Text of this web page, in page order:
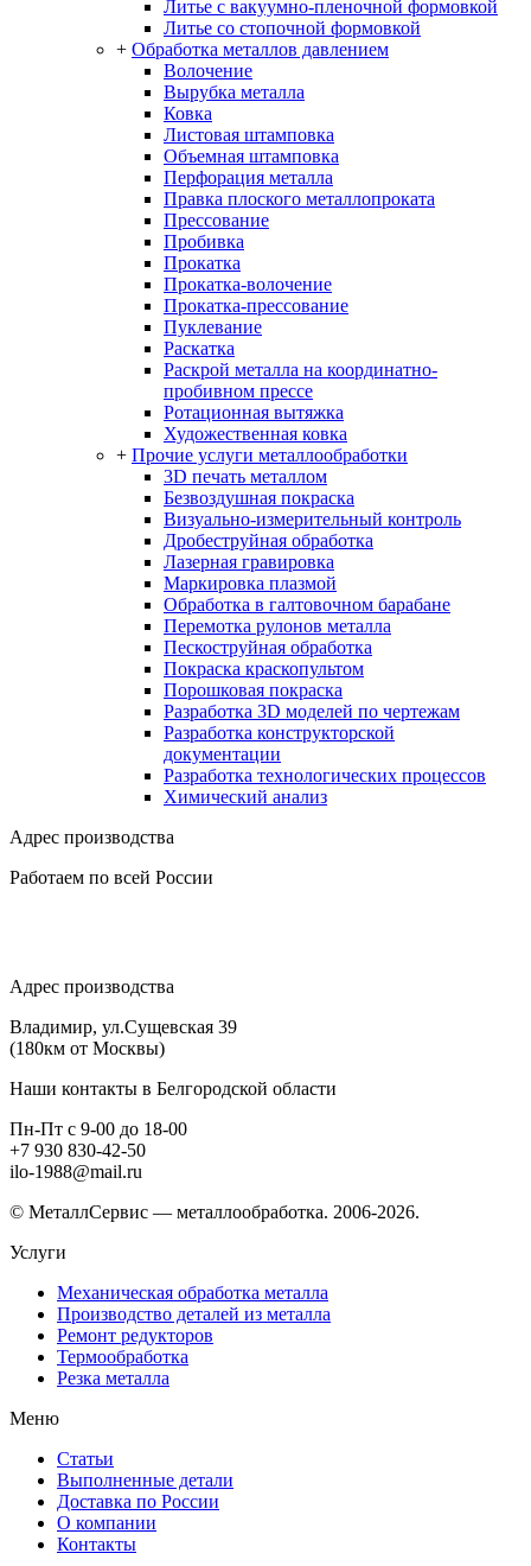
Литье с вакуумно-пленочной формовкой
Литье со стопочной формовкой
+ Обработка металлов давлением
Волочение
Вырубка металла
Ковка
Листовая штамповка
Объемная штамповка
Перфорация металла
Правка плоского металлопроката
Прессование
Пробивка
Прокатка
Прокатка-волочение
Прокатка-прессование
Пуклевание
Раскатка
Раскрой металла на координатно-
пробивном прессе
Ротационная вытяжка
Художественная ковка
+ Прочие услуги металлообработки
3D печать металлом
Безвоздушная покраска
Визуально-измерительный контроль
Дробеструйная обработка
Лазерная гравировка
Маркировка плазмой
Обработка в галтовочном барабане
Перемотка рулонов металла
Пескоструйная обработка
Покраска краскопультом
Порошковая покраска
Разработка 3D моделей по чертежам
Разработка конструкторской
документации
Разработка технологических процессов
Химический анализ
Адрес производства
Работаем по всей России
Адрес производства
Владимир, ул.Сущевская 39
(180км от Москвы)
Наши контакты в Белгородской области
Пн-Пт с 9-00 до 18-00
+7 930 830-42-50
ilo-1988@mail.ru
© МеталлСервис — металлообработка. 2006-2026.
Услуги
Механическая обработка металла
Производство деталей из металла
Ремонт редукторов
Термообработка
Резка металла
Меню
Статьи
Выполненные детали
Доставка по России
О компании
Контакты